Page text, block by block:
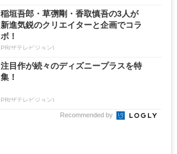
稲垣吾郎・草彅剛・香取慎吾の3人が
新進気鋭のクリエイターと企画でコラ
ボ！
PR(ザテレビジョン)
注目作が続々のディズニープラスを特
集！
PR(ザテレビジョン)
Recommended by